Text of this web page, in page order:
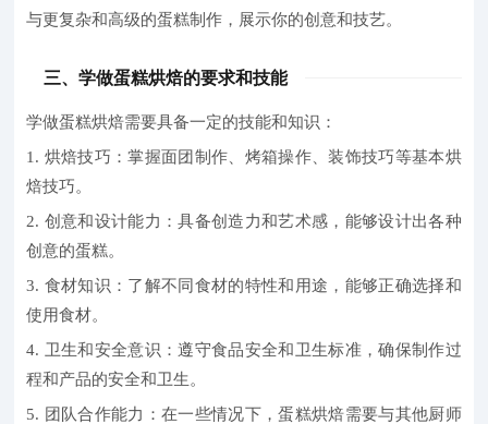
与更复杂和高级的蛋糕制作，展示你的创意和技艺。
三、学做蛋糕烘焙的要求和技能
学做蛋糕烘焙需要具备一定的技能和知识：
1. 烘焙技巧 ：掌握面团制作、烤箱操作、装饰技巧等基本烘
焙技巧。
2. 创意和设计能力：具备创造力和艺术感，能够设计出各种
创意的蛋糕。
3. 食材知识： 了解不同食材的特性和用途，能够正确选择和
使用食材。
4. 卫生和安全意识：遵守食品安全和卫生标准，确保制作过
程和产品的安全和卫生。
5. 团队合作能力： 在一些情况下，蛋糕烘焙需要与其他厨师